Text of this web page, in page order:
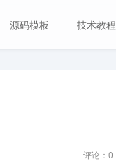
源码模板 技术教程
评论： 0